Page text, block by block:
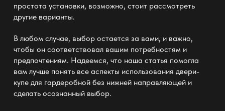
простота установки, возможно, стоит рассмотреть
другие варианты.
В любом случае, выбор остается за вами, и важно,
чтобы он соответствовал вашим потребностям и
предпочтениям. Надеемся, что наша статья помогла
вам лучше понять все аспекты использования двери-
купе для гардеробной без нижней направляющейи
сделать осознанный выбор.